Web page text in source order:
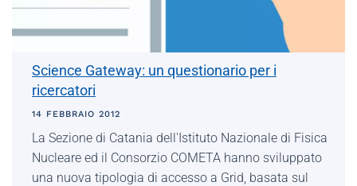
Science Gateway: un questionario per i
ricercatori
14 FEBBRAIO 2012
La Sezione di Catania dell'Istituto Nazionale di Fisica
Nucleare ed il Consorzio COMETA hanno sviluppato
una nuova tipologia di accesso a Grid, basata sul